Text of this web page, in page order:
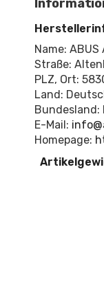
Name:
Straße:
PLZ, Ort:
Land:
E-Mail:
Homepage: